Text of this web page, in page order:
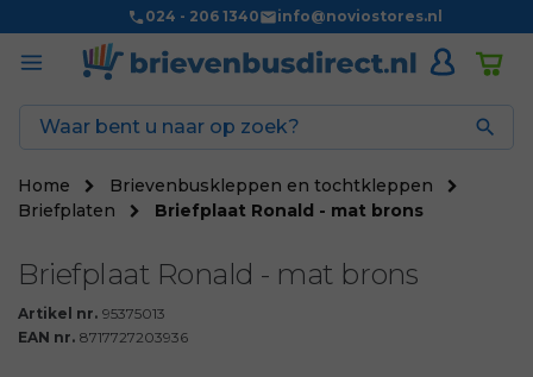
024 - 206 1340 info@noviostores.nl

Home
Brievenbuskleppen en tochtkleppen
Briefplaten
Briefplaat Ronald - mat brons
Briefplaat Ronald - mat brons
Artikel nr. 95375013
EAN nr. 8717727203936